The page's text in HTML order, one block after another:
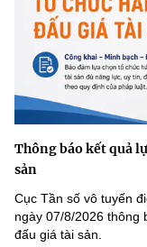
Thông báo kết quả
sản
Cục Tần số vô tuyến
ngày 07/8/2026 thông
đấu giá tài sản.